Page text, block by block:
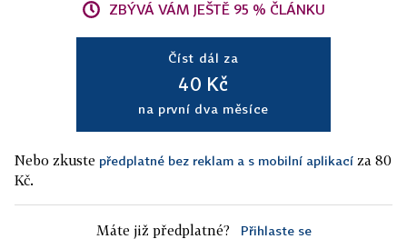
ZBÝVÁ VÁM JEŠTĚ 95 % ČLÁNKU
Číst dál za
40 Kč
na první dva měsíce
Nebo zkuste předplatné bez reklam a s mobilní aplikací za 80
Kč.
Máte již předplatné? Přihlaste se